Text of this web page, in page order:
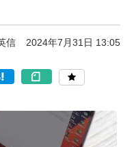
信 2024年7月31日 13:05